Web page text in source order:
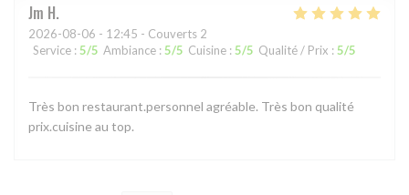
Jm H
2026-08-06 - 12:45 - Couverts 2
Service : 5/5 Ambiance : 5/5 Cuisine : 5/5 Qualité / Prix : 5/5
Très bon restaurant.personnel agréable. Très bon qualité
prix.cuisine au top.